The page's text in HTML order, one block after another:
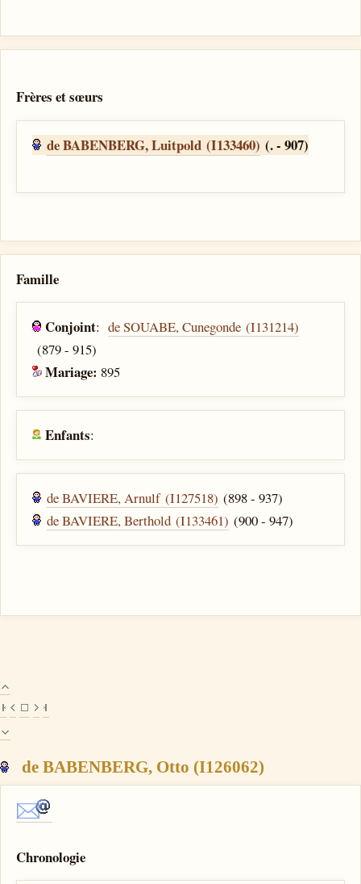
Frères et sœurs
de BABENBERG, Luitpold (I133460) (. - 907)
Famille
Conjoint:de SOUABE, Cunegonde (I131214)
(879 - 915)
Mariage: 895
Enfants:
de BAVIERE, Arnulf (I127518) (898 - 937)
de BAVIERE, Berthold (I133461) (900 - 947)
de BABENBERG, Otto (I126062)
Chronologie